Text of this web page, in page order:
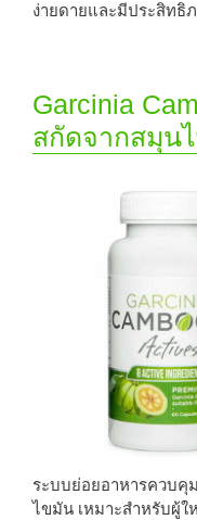
ง่ายดายและมีประสิทธิ
Garcinia
สกัดจากสมุน
ระบบย่อยอาหารควบคุ
ไขมัน เหมาะสำหรับผู้